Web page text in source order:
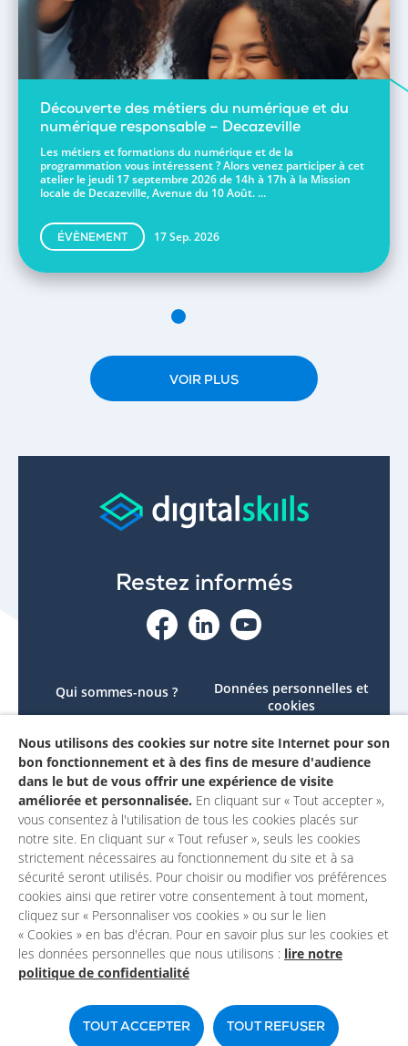
Découverte des métiers du numérique et du
numérique responsable – Decazeville
Les métiers et formations du numérique et de la
programmation vous intéressent ? Alors venez participer à cet
atelier le jeudi 17 septembre 2026 de 14h à 17h à la Mission
locale de Decazeville, Avenue du 10 Août. ...
ÉVÈNEMENT 17 Sep. 2026
VOIR PLUS
Restez informés
Qui sommes-nous ?
Le projet
Contactez-nous
Mon compte
Données personnelles et
cookies
Accessibilité : non
conforme
Mentions légales
Un site du
Nous utilisons des cookies sur notre site Internet pour son
bon fonctionnement et à des fins de mesure d'audience
dans le but de vous offrir une expérience de visite
améliorée et personnalisée. En cliquant sur « Tout accepter »,
vous consentez à l'utilisation de tous les cookies placés sur
notre site. En cliquant sur « Tout refuser », seuls les cookies
strictement nécessaires au fonctionnement du site et à sa
sécurité seront utilisés. Pour choisir ou modifier vos préférences
cookies ainsi que retirer votre consentement à tout moment,
cliquez sur « Personnaliser vos cookies » ou sur le lien
« Cookies » en bas d'écran. Pour en savoir plus sur les cookies et
les données personnelles que nous utilisons : lire notre
politique de confidentialité
TOUT ACCEPTER TOUT REFUSER